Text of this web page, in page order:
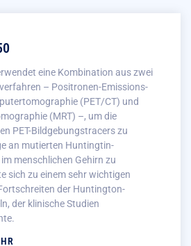
eine Kombination aus zwei
– Positronen-Emissions-
(PET/CT) und
(MRT) –, um die
PET-Bildgebungstracers zu
an mutierten Huntingtin-
menschlichen Gehirn zu
sich zu einem sehr wichtigen
der Huntington-
der klinische Studien